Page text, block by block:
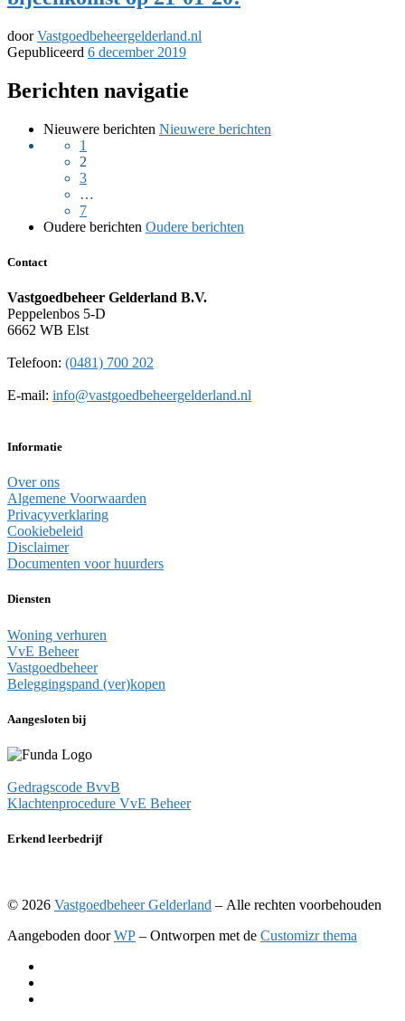
doorVastgoedbeheergelderland.nl
Gepubliceerd 6 december 2019
Berichten navigatie
Nieuwere berichten Nieuwere berichten
1
2
3
…
7
Oudere berichten Oudere berichten
Contact
Vastgoedbeheer Gelderland B.V.
Peppelenbos 5-D
6662 WB Elst
Telefoon: (0481) 700 202
E-mail: info@vastgoedbeheergelderland.nl
Informatie
Over ons
Algemene Voorwaarden
Privacyverklaring
Cookiebeleid
Disclaimer
Documenten voor huurders
Diensten
Woning verhuren
VvE Beheer
Vastgoedbeheer
Beleggingspand (ver)kopen
Aangesloten bij
Gedragscode BvvB
Klachtenprocedure VvE Beheer
Erkend leerbedrijf
© 2026 Vastgoedbeheer Gelderland – Alle rechten voorbehouden
Aangeboden doorWP – Ontworpen met de Customizr thema